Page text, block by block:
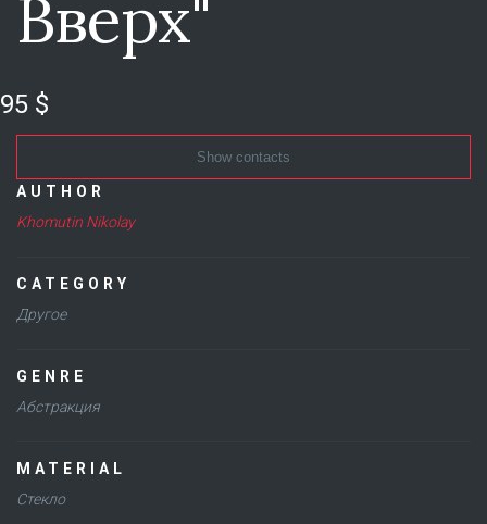
Вверх"
95 $
Show contacts
AUTHOR
Khomutin Nikolay
CATEGORY
Другое
GENRE
Абстракция
MATERIAL
Стекло